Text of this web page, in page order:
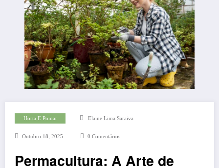
Horta E Pomar Elaine Lima Saraiva
Outubro 18, 2025 0 Comentários
Permacultura: A Arte de